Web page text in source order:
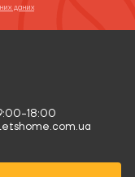
даних
18:00